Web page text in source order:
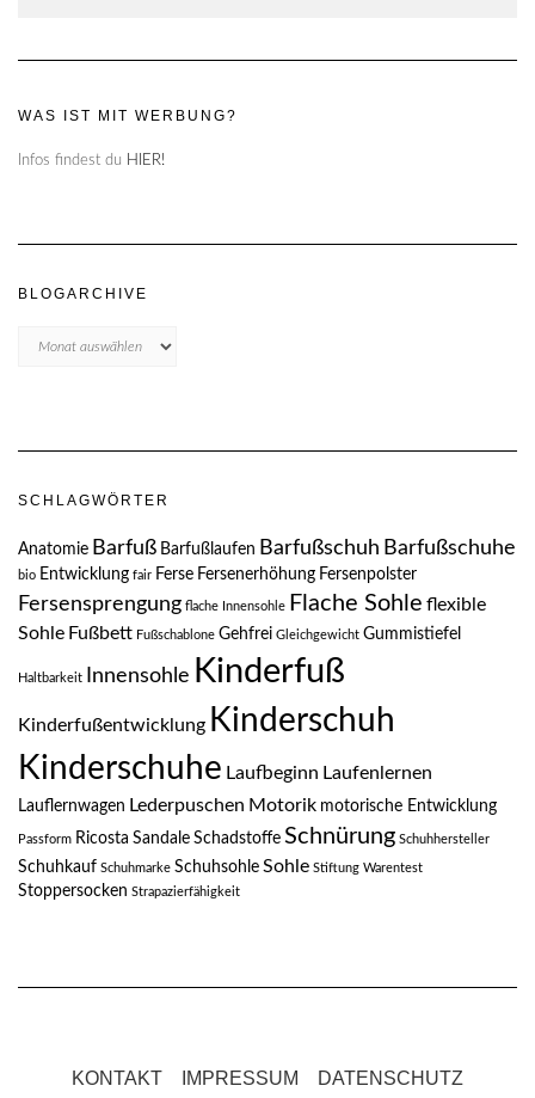
WAS IST MIT WERBUNG?
Infos findest du HIER!
BLOGARCHIVE
SCHLAGWÖRTER
Anatomie Barfuß Barfußlaufen Barfußschuh Barfußschuhe
bio Entwicklung fair Ferse Fersenerhöhung Fersenpolster
Fersensprengung flache Innensohle Flache Sohle flexible
Sohle Fußbett Fußschablone Gehfrei Gleichgewicht Gummistiefel
Haltbarkeit Innensohle Kinderfuß
Kinderfußentwicklung Kinderschuh
Kinderschuhe Laufbeginn Laufenlernen
Lauflernwagen Lederpuschen Motorik motorische Entwicklung
Passform Ricosta Sandale Schadstoffe Schnürung Schuhhersteller
Schuhkauf Schuhmarke Schuhsohle Sohle Stiftung Warentest
Stoppersocken Strapazierfähigkeit
KONTAKT IMPRESSUM DATENSCHUTZ